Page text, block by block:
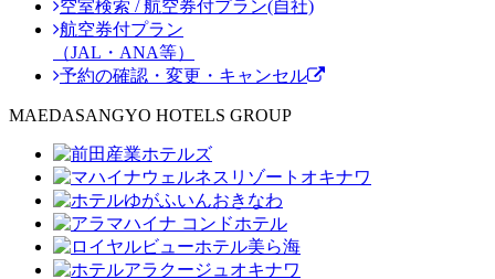
空室検索 / 航空券付プラン(自社)
航空券付プラン
（JAL・ANA等）
予約の確認・変更・キャンセル
MAEDASANGYO HOTELS GROUP